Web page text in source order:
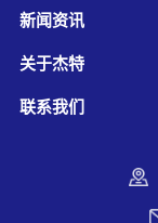
新闻资讯
关于杰特
联系我们